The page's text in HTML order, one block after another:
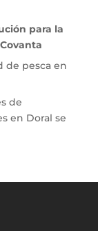
para la
de pesca en
de
en Doral se